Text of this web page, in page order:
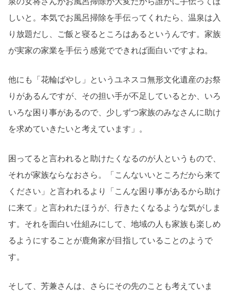
しいと。本気でお風呂掃除を手伝ってくれたら、温泉は入
り放題だし、ご飯と寝るところはあるというんです。家族
が実家の家業を手伝う感覚でできれば面白いですよね。
他にも「花輪ばやし」というユネスコ無形文化遺産のお祭
りがあるんですが、その担い手が不足しているとか、いろ
いろな困り事があるので、少しずつ家族のみなさんに助け
を求めていきたいと考えています」。
困ってると言われると助けたくなるのが人というもので、
それが家族ならなおさら。「こんないいところだから来て
ください」と言われるより「こんな困り事があるから助け
に来て」と言われたほうが、行きたくなるような気がしま
す。それを面白い仕組みにして、地域の人も家族も楽しめ
るようにすることが鹿角家が目指していることのようで
す。
そして、芳兼さんは、さらにその先のことも考えていま